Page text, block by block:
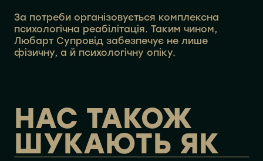
За потреби організовується комплексна
психологічна реабілітація. Таким чином,
Любарт Супровід забезпечує не лише
фізичну, а й психологічну опіку.
НАС ТАКОЖ
ШУКАЮТЬ ЯК